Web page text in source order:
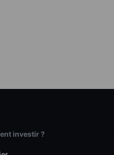
investir ?